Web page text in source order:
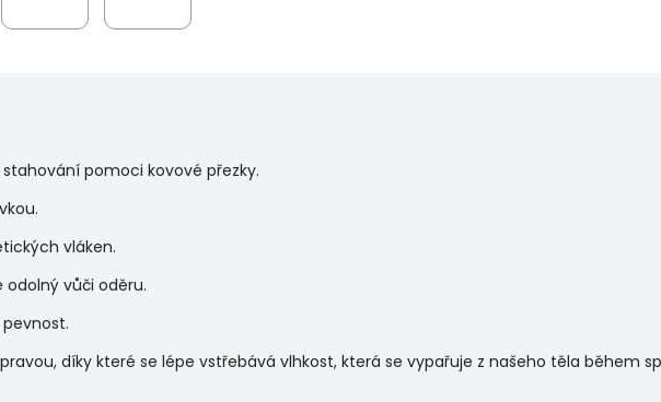
pomoci kovové přezky.
vláken.
odolný vůči oděru.
pevnost.
díky které se lépe vstřebává vlhkost, která se vypařuje z našeho těla během